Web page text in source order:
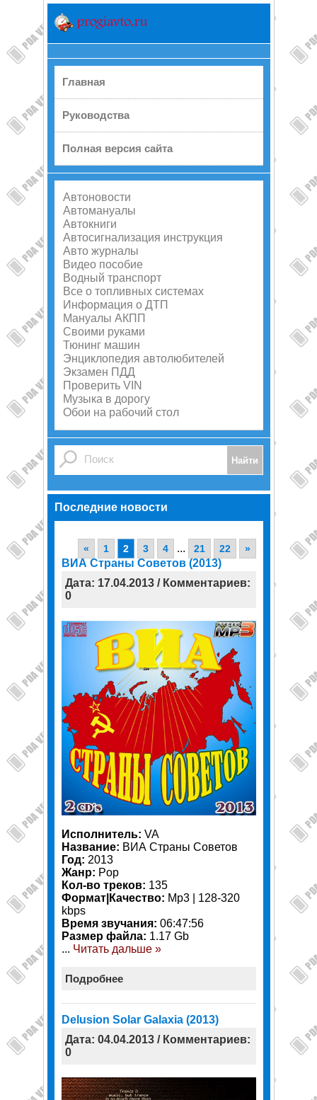
Главная
Руководства
Полная версия сайта
Автоновости
Автомануалы
Автокниги
Автосигнализация инструкция
Авто журналы
Видео пособие
Водный транспорт
Все о топливных системах
Информация о ДТП
Мануалы АКПП
Своими руками
Тюнинг машин
Энциклопедия автолюбителей
Экзамен ПДД
Проверить VIN
Музыка в дорогу
Обои на рабочий стол
Последние новости
« 1 2 3 4 ... 21 22 »
ВИА Страны Советов (2013)
Дата: 17.04.2013 / Комментариев:
0
Исполнитель: VA
Название: ВИА Страны Советов
Год: 2013
Жанр: Pop
Кол-во треков: 135
Формат|Качество: Mp3 | 128-320
kbps
Время звучания: 06:47:56
Размер файла: 1.17 Gb
... Читать дальше »
Подробнее
Delusion Solar Galaxia (2013)
Дата: 04.04.2013 / Комментариев:
0